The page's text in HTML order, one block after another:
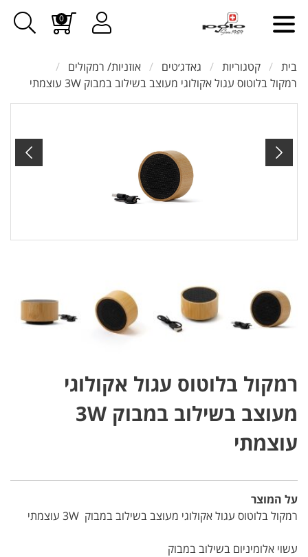
0
בית קטגוריות גאדג׳טים
אוזניות/ רמקולים
רמקול בלוטוס עגול אקולוגי מעוצב בשילוב במבוק 3W עוצמתי
רמקול בלוטוס עגול אקולוגי
מעוצב בשילוב במבוק 3W
עוצמתי
על המוצר
רמקול בלוטוס עגול אקולוגי מעוצב בשילוב במבוק 3W עוצמתי
עשוי אלומיניום בשילוב במבוק